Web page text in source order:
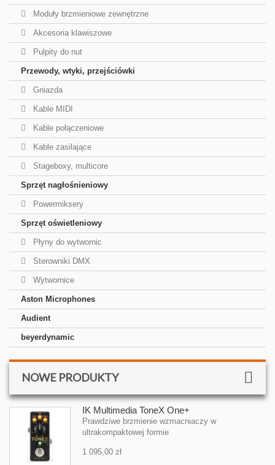
Moduły brzmieniowe zewnętrzne
Akcesoria klawiszowe
Pulpity do nut
Przewody, wtyki, przejściówki
Gniazda
Kable MIDI
Kable połączeniowe
Kable zasilające
Stageboxy, multicore
Sprzęt nagłośnieniowy
Powermiksery
Sprzęt oświetleniowy
Płyny do wytwornic
Sterowniki DMX
Wytwornice
Aston Microphones
Audient
beyerdynamic
NOWE PRODUKTY
IK Multimedia ToneX One+
Prawdziwe brzmienie wzmacniaczy w
ultrakompaktowej formie
1 095,00 zł